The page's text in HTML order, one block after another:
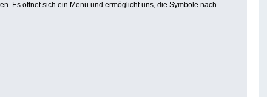
Es öffnet sich ein Menü und ermöglicht uns, die Symbole nach